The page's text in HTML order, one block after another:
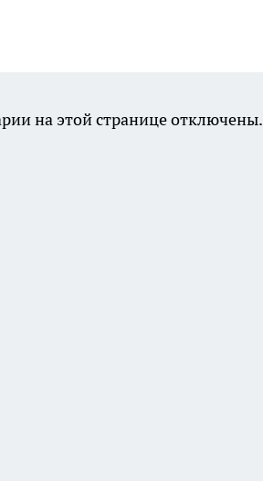
на этой странице отключены.